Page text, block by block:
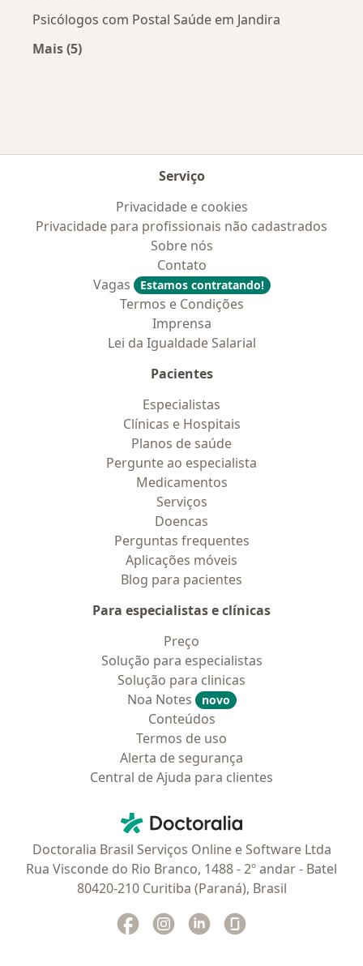
Psicólogos com Postal Saúde em Jandira
Mais (5)
Serviço
Privacidade e cookies
Privacidade para profissionais não cadastrados
Sobre nós
Contato
Vagas
Estamos contratando!
Termos e Condições
Imprensa
Lei da Igualdade Salarial
Pacientes
Especialistas
Clínicas e Hospitais
Planos de saúde
Pergunte ao especialista
Medicamentos
Serviços
Doencas
Perguntas frequentes
Aplicações móveis
Blog para pacientes
Para especialistas e clínicas
Preço
Solução para especialistas
Solução para clinicas
Noa Notes
novo
Conteúdos
Termos de uso
Alerta de segurança
Central de Ajuda para clientes
Doctoralia - Homepage
Doctoralia Brasil Serviços Online e Software Ltda
Rua Visconde do Rio Branco, 1488 - 2º andar - Batel
80420-210 Curitiba (Paraná), Brasil
Facebook
abre num novo separador
Instagram
abre num novo separador
Linkedin
abre num novo